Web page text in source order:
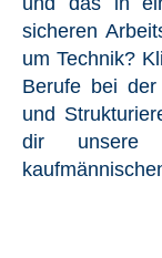
sicheren
um Technik?
Berufe bei
und
dir unsere